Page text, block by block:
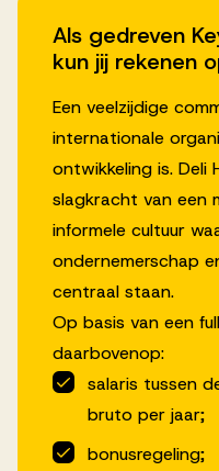
Als gedreven
kun jij rekenen
Een veelzijdige
internationale
ontwikkeling is. Deli
slagkracht van een
informele cultuur
ondernemerschap
centraal staan.
Op basis van een
daarbovenop:
salaris tussen
bruto per jaar;
bonusregeling;